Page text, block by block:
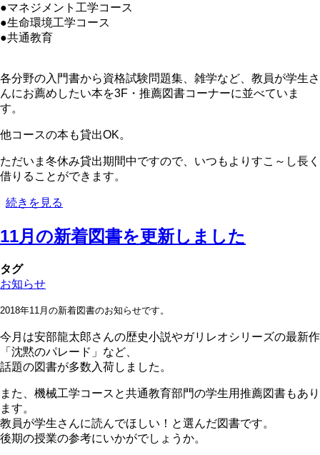
●マネジメント工学コース
●生命環境工学コース
●共通教育
各分野の入門書から資格試験問題集、雑学など、教員が学生さ
んにお薦めしたい本を3F・推薦図書コーナーに並べていま
す。
他コースの本も貸出OK。
ただいま冬休み貸出期間中ですので、いつもよりすこ～し長く
借りることができます。
12
の
新
図
書
を
新
し
ま
た
の
続きを見る
11月の新着図書を更新しました
タグ
お知らせ
2018年11月の新着図書のお知らせです。
今月は安部龍太郎さんの歴史小説やガリレオシリーズの最新作
「沈黙のパレード」など、
話題の図書が多数入荷しました。
また、機械工学コースと共通教育部門の学生用推薦図書もあり
ます。
教員が学生さんに読んでほしい！と選んだ図書です。
後期の授業の参考にいかがでしょうか。